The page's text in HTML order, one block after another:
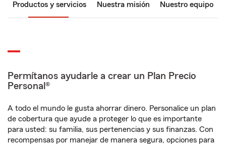
Productos y servicios Nuestra misión Nuestro equipo
Permítanos ayudarle a crear un Plan Precio
Personal®
A todo el mundo le gusta ahorrar dinero. Personalice un plan
de cobertura que ayude a proteger lo que es importante
para usted: su familia, sus pertenencias y sus finanzas. Con
recompensas por manejar de manera segura, opciones para